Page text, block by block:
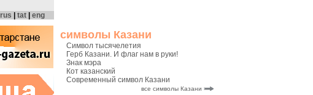
символы Казани
Символ тысячелетия
Герб Казани. И флаг нам в руки!
Знак мэра
Кот казанский
Современный символ Казани
все символы Казани
rus tat eng